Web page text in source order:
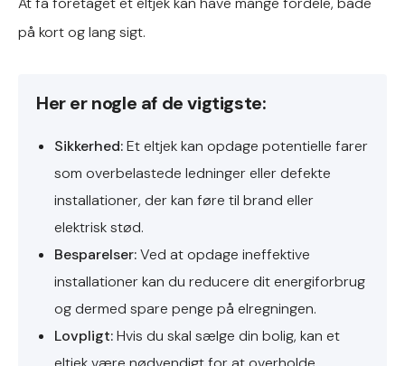
på kort og lang sigt.
Her er nogle af de vigtigste:
Sikkerhed:Et eltjek kan opdage potentielle farer
som overbelastede ledninger eller defekte
installationer, der kan føre til brand eller
elektrisk stød.
Besparelser:Ved at opdage ineffektive
installationer kan du reducere dit energiforbrug
og dermed spare penge på elregningen.
Lovpligt:Hvis du skal sælge din bolig, kan et